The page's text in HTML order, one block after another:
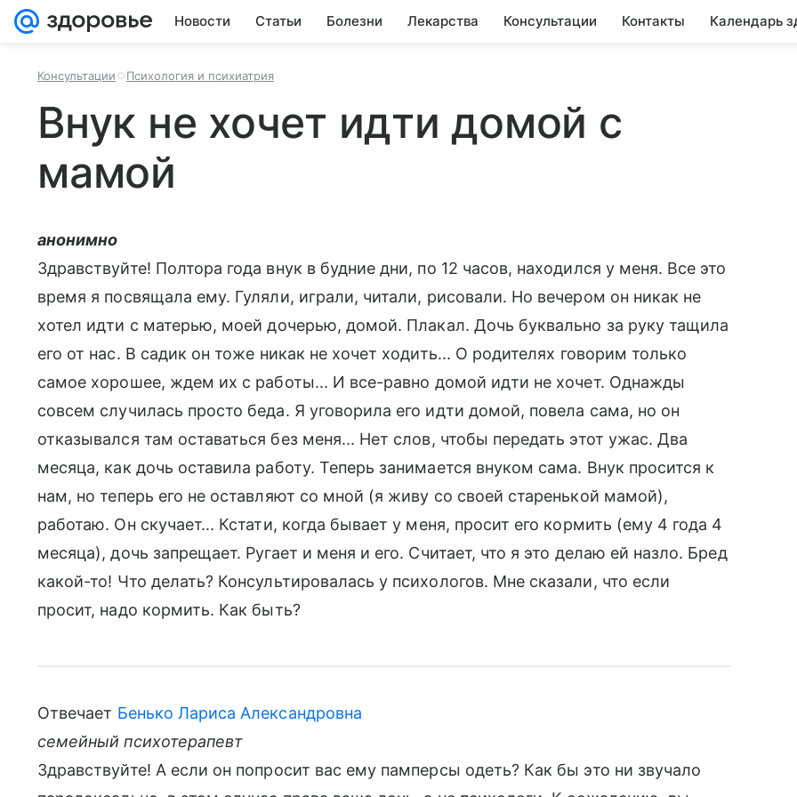
Новости Статьи Болезни Лекарства Консультации Контакты Календарь
Консультации Психология и психиатрия
Внук не хочет идти домой с
мамой
анонимно
Здравствуйте! Полтора года внук в будние дни, по 12 часов, находился у меня. Все это
время я посвящала ему. Гуляли, играли, читали, рисовали. Но вечером он никак не
хотел идти с матерью, моей дочерью, домой. Плакал. Дочь буквально за руку тащила
его от нас. В садик он тоже никак не хочет ходить... О родителях говорим только
самое хорошее, ждем их с работы... И все-равно домой идти не хочет. Однажды
совсем случилась просто беда. Я уговорила его идти домой, повела сама, но он
отказывался там оставаться без меня... Нет слов, чтобы передать этот ужас. Два
месяца, как дочь оставила работу. Теперь занимается внуком сама. Внук просится к
нам, но теперь его не оставляют со мной (я живу со своей старенькой мамой),
работаю. Он скучает... Кстати, когда бывает у меня, просит его кормить (ему 4 года 4
месяца), дочь запрещает. Ругает и меня и его. Считает, что я это делаю ей назло. Бред
какой-то! Что делать? Консультировалась у психологов. Мне сказали, что если
просит, надо кормить. Как быть?
Отвечает Бенько Лариса Александровна
семейный психотерапевт
Здравствуйте! А если он попросит вас ему памперсы одеть? Как бы это ни звучало